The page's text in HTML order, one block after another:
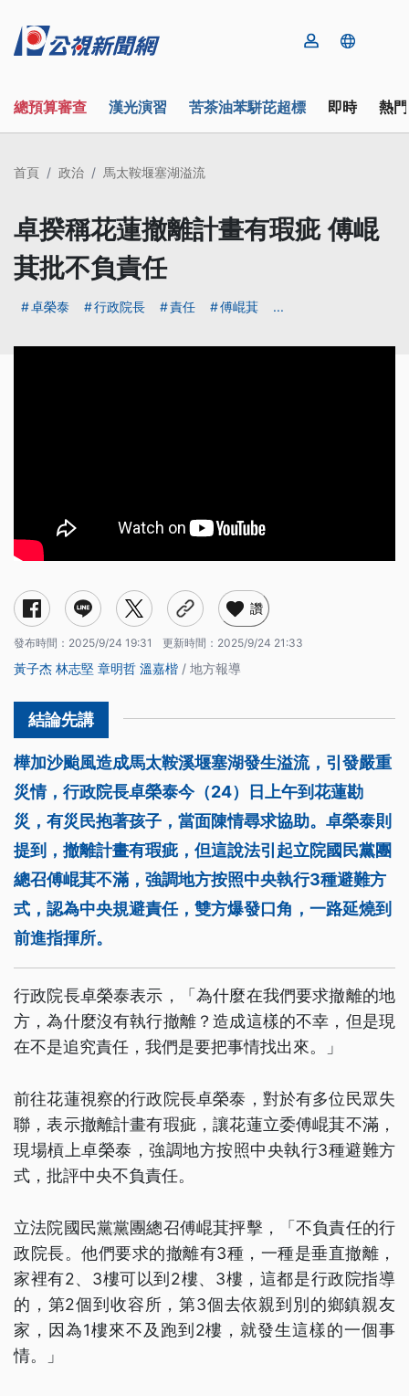
總預算審查 漢光演習 苦茶油苯駢芘超標 即時 熱
首頁 政治 馬太鞍堰塞湖溢流
卓揆稱花蓮撤離計畫有瑕疵 傅崐
萁批不負責任
卓榮泰 行政院長 責任 傅崐萁 ...
讚
發布時間： 2025/9/24 19:31 更新時間： 2025/9/24 21:33
黃子杰 林志堅 章明哲 溫嘉楷 / 地方報導
樺加沙颱風造成馬太鞍溪堰塞湖發生溢流，引發嚴重
災情，行政院長卓榮泰今（24）日上午到花蓮勘
災，有災民抱著孩子，當面陳情尋求協助。卓榮泰則
提到，撤離計畫有瑕疵，但這說法引起立院國民黨團
總召傅崐萁不滿，強調地方按照中央執行3種避難方
式，認為中央規避責任，雙方爆發口角，一路延燒到
前進指揮所。
行政院長卓榮泰表示，「為什麼在我們要求撤離的地
方，為什麼沒有執行撤離？造成這樣的不幸，但是現
在不是追究責任，我們是要把事情找出來。」
前往花蓮視察的行政院長卓榮泰，對於有多位民眾失
聯，表示撤離計畫有瑕疵，讓花蓮立委傅崐萁不滿，
現場槓上卓榮泰，強調地方按照中央執行3種避難方
式，批評中央不負責任。
立法院國民黨黨團總召傅崐萁抨擊，「不負責任的行
政院長。他們要求的撤離有3種，一種是垂直撤離，
家裡有2、3樓可以到2樓、3樓，這都是行政院指導
的，第2個到收容所，第3個去依親到別的鄉鎮親友
家，因為1樓來不及跑到2樓，就發生這樣的一個事
情。」